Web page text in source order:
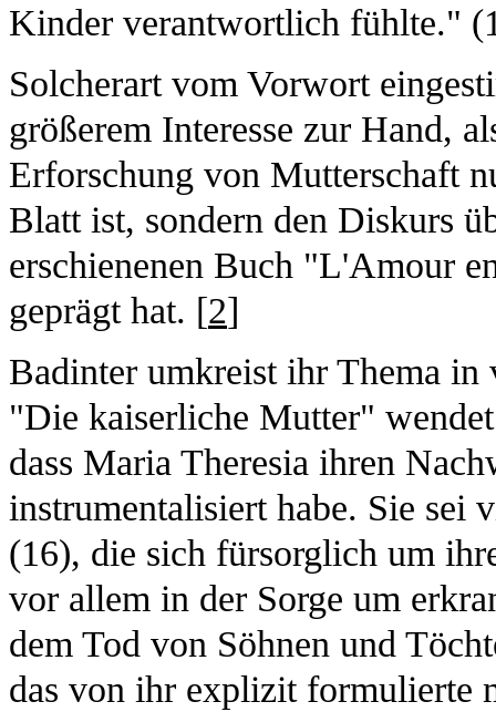
Kinder verantwortlich fühlte."
Solcherart vom Vorwort
größerem Interesse zur Hand,
Erforschung von Mutterschaft
Blatt ist, sondern den Diskurs
erschienenen Buch "L'Amour
geprägt hat. [2]
Badinter umkreist ihr Thema
"Die kaiserliche Mutter"
dass Maria Theresia ihren
instrumentalisiert habe. Sie sei
(16), die sich fürsorglich um
vor allem in der Sorge um
dem Tod von Söhnen und
das von ihr explizit formulierte